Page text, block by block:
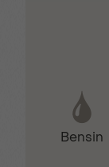
Bensin